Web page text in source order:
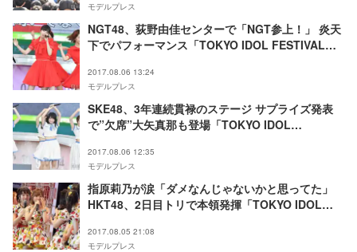
モデルプレス
NGT48、荻野由佳センターで「NGT参上！」 炎天
下でパフォーマンス「TOKYO IDOL FESTIVAL
2017.08.06 13:24
モデルプレス
SKE48、3年連続貫禄のステージ サプライズ発表
で”欠席”大矢真那も登場「TOKYO IDOL
2017.08.06 12:35
モデルプレス
指原莉乃が涙「ダメなんじゃないかと思ってた」
HKT48、2日目トリで本領発揮「TOKYO IDOL
2017.08.05 21:08
モデルプレス